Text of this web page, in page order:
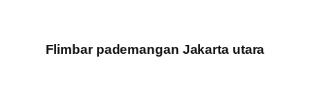
Flimbar pademangan Jakarta utara